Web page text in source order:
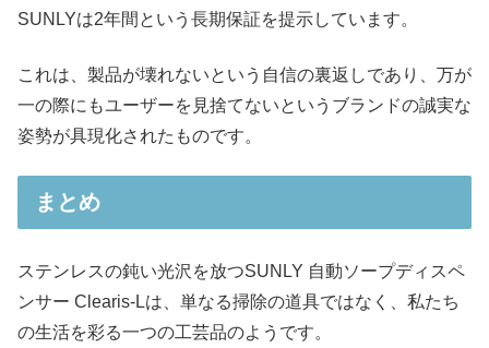
SUNLYは2年間という長期保証を提示しています。
これは、製品が壊れないという自信の裏返しであり、万が
一の際にもユーザーを見捨てないというブランドの誠実な
姿勢が具現化されたものです。
まとめ
ステンレスの鈍い光沢を放つSUNLY 自動ソープディスペ
ンサー Clearis-Lは、単なる掃除の道具ではなく、私たち
の生活を彩る一つの工芸品のようです。